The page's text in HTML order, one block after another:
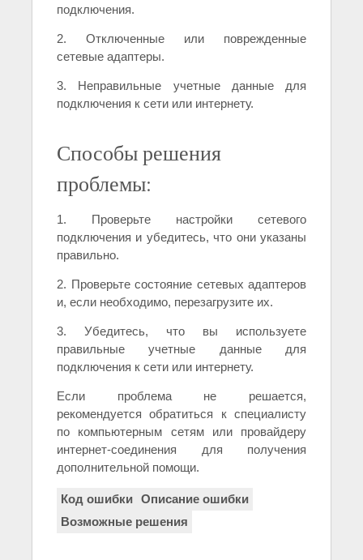
подключения.
2. Отключенные или поврежденные
сетевые адаптеры.
3. Неправильные учетные данные для
подключения к сети или интернету.
Способы решения
проблемы:
1. Проверьте настройки сетевого
подключения и убедитесь, что они указаны
правильно.
2. Проверьте состояние сетевых адаптеров
и, если необходимо, перезагрузите их.
3. Убедитесь, что вы используете
правильные учетные данные для
подключения к сети или интернету.
Если проблема не решается,
рекомендуется обратиться к специалисту
по компьютерным сетям или провайдеру
интернет-соединения для получения
дополнительной помощи.
Код ошибки Описание ошибки
Возможные решения